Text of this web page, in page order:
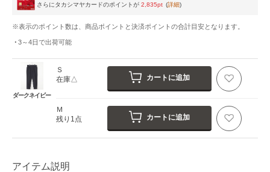
さらにタカシマヤカードのポイントが 2,835pt (詳細)
※表示のポイント数は、商品ポイントと決済ポイントの合計目安となります。
3～4日で出荷可能
ダークネイビー
Ｓ
在庫△
カートに追加
Ｍ
残り1点
カートに追加
アイテム説明